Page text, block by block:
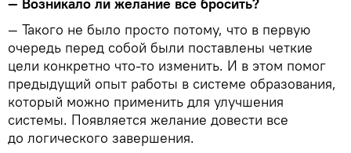
— Такого не было просто потому, что в первую
очередь перед собой были поставлены четкие
цели конкретно что-то изменить. И в этом помог
предыдущий опыт работы в системе образования,
который можно применить для улучшения
системы. Появляется желание довести все
до логического завершения.